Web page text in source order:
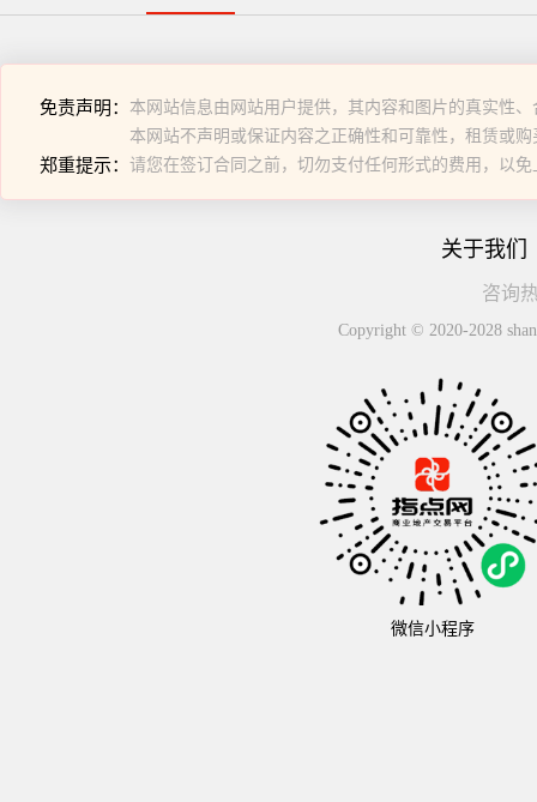
免责声明： 本网站信息由网站用户提供，其内容和图片的真实性
本网站不声明或保证内容之正确性和可靠性，租赁或
郑重提示： 请您在签订合同之前，切勿支付任何形式的费用，以免
关于我们
咨询
Copyright © 2020-2028
微信小程序